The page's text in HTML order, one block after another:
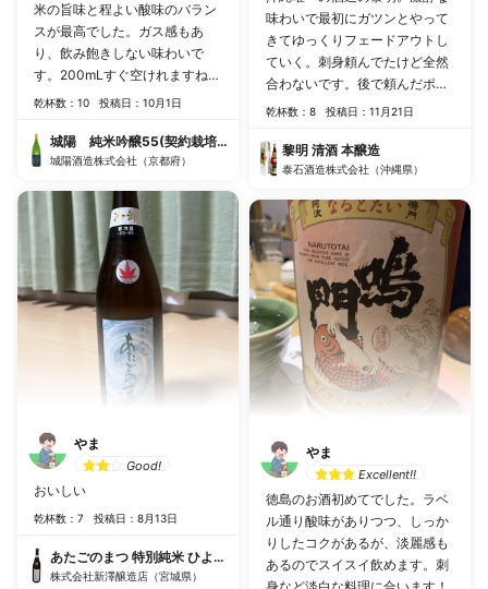
米の旨味と程よい酸味のバラン
スが最高でした。ガス感もあ
り、飲み飽きしない味わいで
す。200mLすぐ空けれますね。
風の森や楽器正宗に近い味わ
良くて好き。
乾杯数：10 投稿日：10月1日
城陽 純米吟醸55(契約栽培米山田錦)
城陽酒造株式会社（京都府）
やま
Good!
おいしい
乾杯数：7 投稿日：8月13日
あたごのまつ 特別純米 ひより 冷卸
株式会社新澤醸造店（宮城県）
味わいで最初にガツンとやって
きてゆっくりフェードアウトし
ていく。刺身頼んでたけど全然
合わないです。後で頼んだポテ
サラには合ってた🍶
乾杯数：8 投稿日：11月21日
黎明 清酒 本醸造
泰石酒造株式会社（沖縄県）
やま
Excellent!!
徳島のお酒初めてでした。ラベ
ル通り酸味がありつつ、しっか
りしたコクがあるが、淡麗感も
あるのでスイスイ飲めます。刺